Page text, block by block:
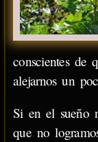
conscientes de
alejarnos un
Si en el sueño
que no